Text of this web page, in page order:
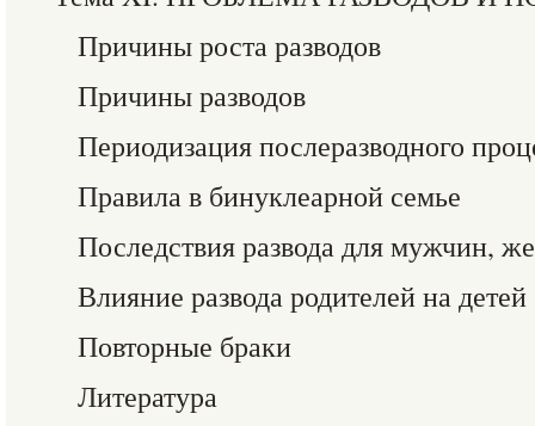
Причины роста разводов
Причины разводов
Периодизация послеразводного
Правила в бинуклеарной семье
Последствия развода для мужчин,
Влияние развода родителей на детей
Повторные браки
Литература